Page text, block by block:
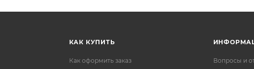
КАК КУПИТЬ
Как оформить заказ
Вопросы и